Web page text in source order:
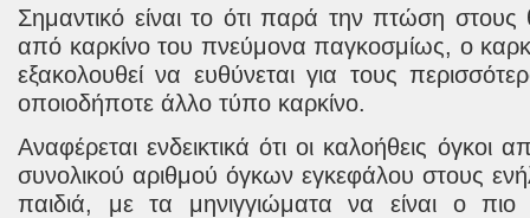
Σημαντικό είναι το ότι παρά την πτώση στους
από καρκίνο του πνεύμονα παγκοσμίως, ο
εξακολουθεί να ευθύνεται για τους
οποιοδήποτε άλλο τύπο καρκίνο.
Αναφέρεται ενδεικτικά ότι οι καλοήθεις όγκοι
συνολικού αριθμού όγκων εγκεφάλου στους
παιδιά, με τα μηνιγγιώματα να είναι ο